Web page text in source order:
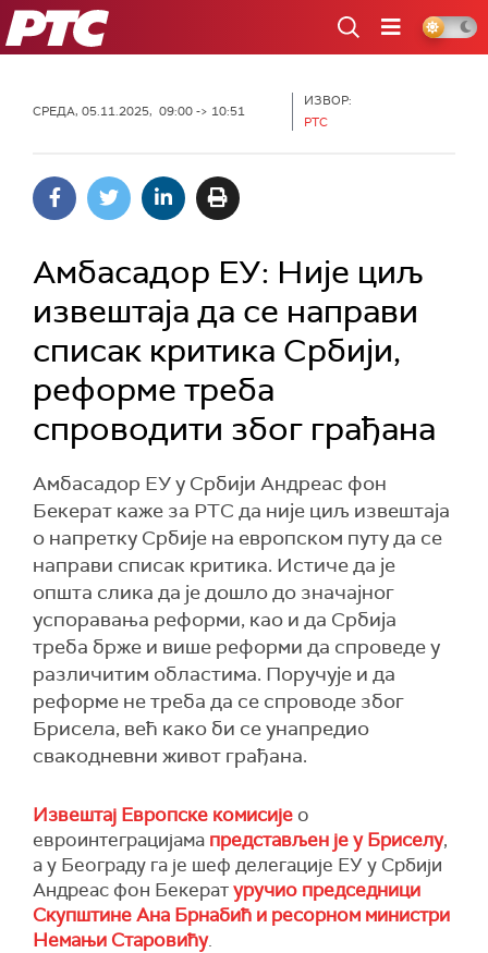
РТС
СРЕДА, 05.11.2025, 09:00 -> 10:51
ИЗВОР:
РТС
Амбасадор ЕУ: Није циљ
извештаја да се направи
списак критика Србији,
реформе треба
спроводити због грађана
Амбасадор ЕУ у Србији Андреас фон
Бекерат каже за РТС да није циљ извештаја
о напретку Србије на европском путу да се
направи списак критика. Истиче да је
општа слика да је дошло до значајног
успоравања реформи, као и да Србија
треба брже и више реформи да спроведе у
различитим областима. Поручује и да
реформе не треба да се спроводе због
Брисела, већ како би се унапредио
свакодневни живот грађана.
Извештај Европске комисије о
евроинтеграцијама представљен је у Бриселу,
а у Београду га је шеф делегације ЕУ у Србији
Андреас фон Бекературучио председници
Скупштине Ана Брнабић и ресорном министри
Немањи Старовићу.